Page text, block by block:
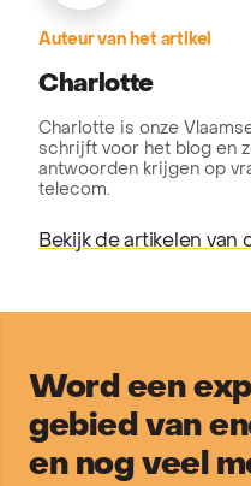
Auteur van het artikel
Charlotte
Charlotte is onze
schrijft voor het blog en
antwoorden krijgen op
telecom.
Bekijk de artikelen van
Word een
gebied van
en nog veel